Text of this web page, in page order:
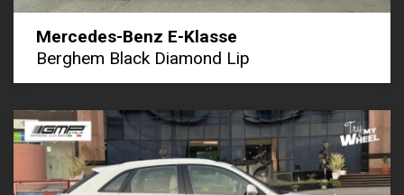
Mercedes-Benz E-Klasse
Berghem Black Diamond Lip